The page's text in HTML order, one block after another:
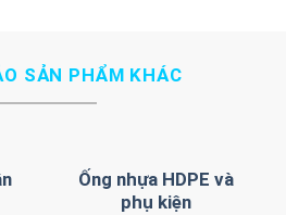
SẢN PHẨM KHÁC
Ống nhựa HDPE và
phụ kiện